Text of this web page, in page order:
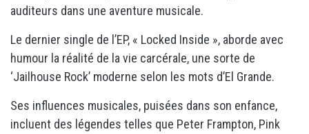
auditeurs dans une aventure musicale.
Le dernier single de l’EP, « Locked Inside », aborde avec
humour la réalité de la vie carcérale, une sorte de
‘Jailhouse Rock’ moderne selon les mots d’El Grande.
Ses influences musicales, puisées dans son enfance,
incluent des légendes telles que Peter Frampton, Pink